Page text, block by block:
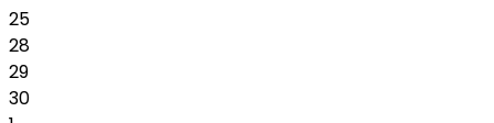
25
28
29
30